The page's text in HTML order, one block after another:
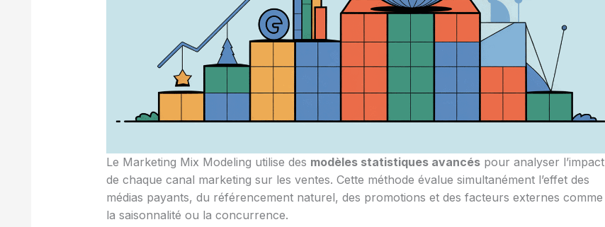
Le Marketing Mix Modeling utilise des modèles statistiques avancés pour analyser l’impact
de chaque canal marketing sur les ventes. Cette méthode évalue simultanément l’effet des
médias payants, du référencement naturel, des promotions et des facteurs externes comme
la saisonnalité ou la concurrence.